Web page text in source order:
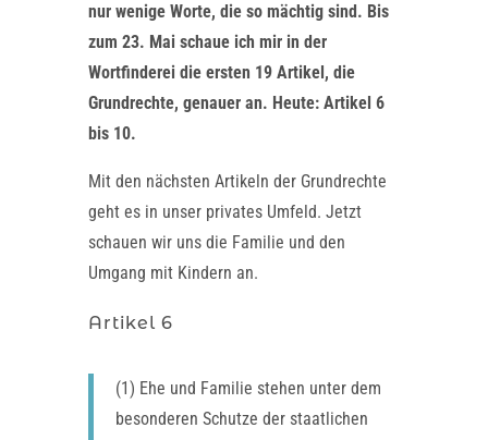
nur wenige Worte, die so mächtig sind. Bis
zum 23. Mai schaue ich mir in der
Wortfinderei die ersten 19 Artikel, die
Grundrechte, genauer an. Heute: Artikel 6
bis 10.
Mit den nächsten Artikeln der Grundrechte
geht es in unser privates Umfeld. Jetzt
schauen wir uns die Familie und den
Umgang mit Kindern an.
Artikel 6
(1) Ehe und Familie stehen unter dem
besonderen Schutze der staatlichen